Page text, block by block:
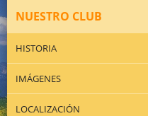
NUESTRO CLUB
HISTORIA
IMÁGENES
LOCALIZACIÓN